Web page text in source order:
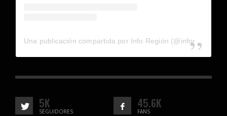
Una publicación compartida por Info Región (@inforegion_redes)
5K
SEGUIDORES
45.6K
FANS